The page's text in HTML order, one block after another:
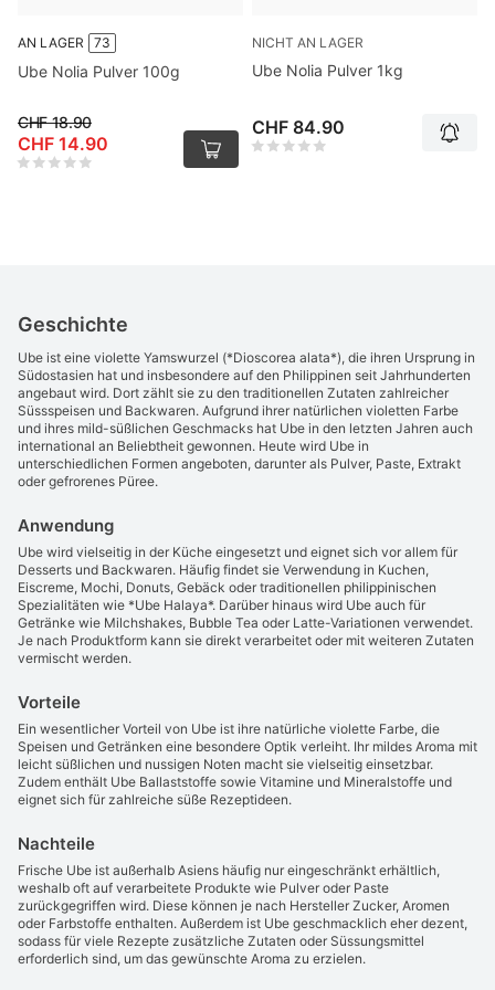
AN LAGER 73
Ube Nolia Pulver 100g
CHF 18.90
CHF 14.90
NICHT AN LAGER
Ube Nolia Pulver 1kg
CHF 84.90
Geschichte
Ube ist eine violette Yamswurzel (*Dioscorea alata*), die ihren Ursprung in
Südostasien hat und insbesondere auf den Philippinen seit Jahrhunderten
angebaut wird. Dort zählt sie zu den traditionellen Zutaten zahlreicher
Süssspeisen und Backwaren. Aufgrund ihrer natürlichen violetten Farbe
und ihres mild-süßlichen Geschmacks hat Ube in den letzten Jahren auch
international an Beliebtheit gewonnen. Heute wird Ube in
unterschiedlichen Formen angeboten, darunter als Pulver, Paste, Extrakt
oder gefrorenes Püree.
Anwendung
Ube wird vielseitig in der Küche eingesetzt und eignet sich vor allem für
Desserts und Backwaren. Häufig findet sie Verwendung in Kuchen,
Eiscreme, Mochi, Donuts, Gebäck oder traditionellen philippinischen
Spezialitäten wie *Ube Halaya*. Darüber hinaus wird Ube auch für
Getränke wie Milchshakes, Bubble Tea oder Latte-Variationen verwendet.
Je nach Produktform kann sie direkt verarbeitet oder mit weiteren Zutaten
vermischt werden.
Vorteile
Ein wesentlicher Vorteil von Ube ist ihre natürliche violette Farbe, die
Speisen und Getränken eine besondere Optik verleiht. Ihr mildes Aroma mit
leicht süßlichen und nussigen Noten macht sie vielseitig einsetzbar.
Zudem enthält Ube Ballaststoffe sowie Vitamine und Mineralstoffe und
eignet sich für zahlreiche süße Rezeptideen.
Nachteile
Frische Ube ist außerhalb Asiens häufig nur eingeschränkt erhältlich,
weshalb oft auf verarbeitete Produkte wie Pulver oder Paste
zurückgegriffen wird. Diese können je nach Hersteller Zucker, Aromen
oder Farbstoffe enthalten. Außerdem ist Ube geschmacklich eher dezent,
sodass für viele Rezepte zusätzliche Zutaten oder Süssungsmittel
erforderlich sind, um das gewünschte Aroma zu erzielen.